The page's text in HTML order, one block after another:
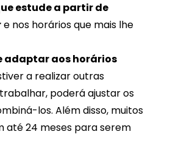
estude a partir de
e nos horários que mais lhe
adaptar aos horários
a realizar outras
poderá ajustar os
los. Além disso, muitos
até 24 meses para serem